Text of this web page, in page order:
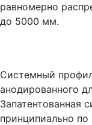
равномерно
до 5000 мм.
Системный
анодированного
Запатентованная
принципиально